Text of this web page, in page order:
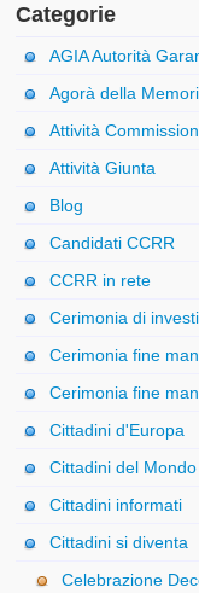
Categorie
AGIA Autorità
Agorà della
Attività
Attività Giunta
Blog
Candidati CCRR
CCRR in rete
Cerimonia di
Cerimonia fine
Cerimonia fine
Cittadini d'Europa
Cittadini del Mondo
Cittadini informati
Cittadini si diventa
Celebrazione